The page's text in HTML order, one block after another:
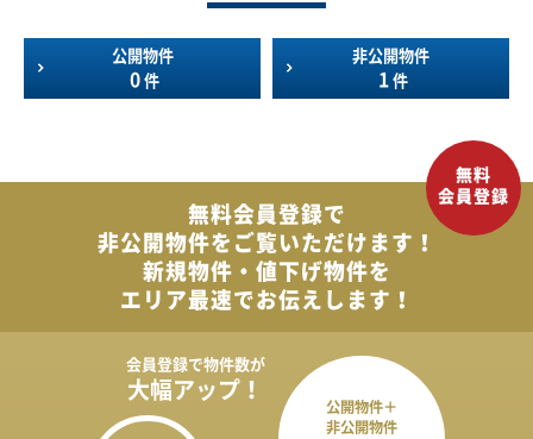
公開物件
0 件
非公開物件
1 件
無料会員登録で
非公開物件を ご覧いただけます！
新規物件・値下げ物件を
エリア最速でお伝えします！
会員登録で物件数が
大幅アップ！
公開物件＋
非公開物件